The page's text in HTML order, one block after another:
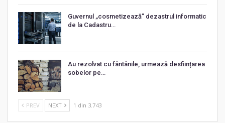
Guvernul „cosmetizează” dezastrul informatic
de la Cadastru…
Au rezolvat cu fântânile, urmează desființarea
sobelor pe…
PREV NEXT 1 din 3.743